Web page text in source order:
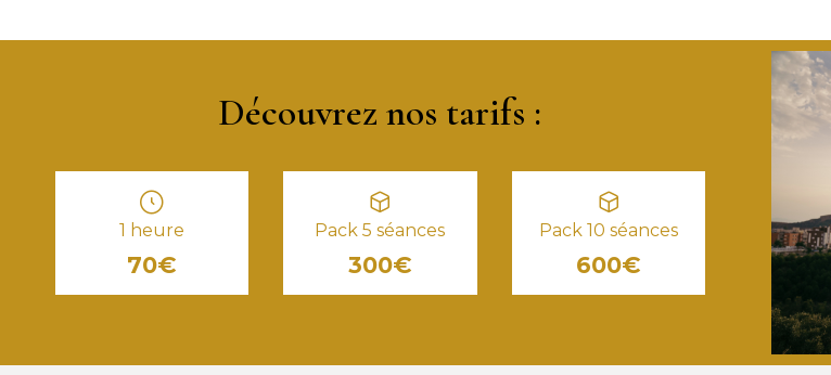
Découvrez nos tarifs :
1 heure
70€
Pack 5 séances
300€
Pack 10 séances
600€